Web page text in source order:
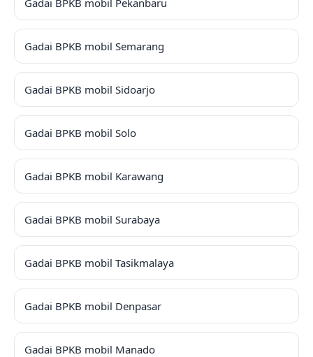
Gadai BPKB mobil Pekanbaru
Gadai BPKB mobil Semarang
Gadai BPKB mobil Sidoarjo
Gadai BPKB mobil Solo
Gadai BPKB mobil Karawang
Gadai BPKB mobil Surabaya
Gadai BPKB mobil Tasikmalaya
Gadai BPKB mobil Denpasar
Gadai BPKB mobil Manado